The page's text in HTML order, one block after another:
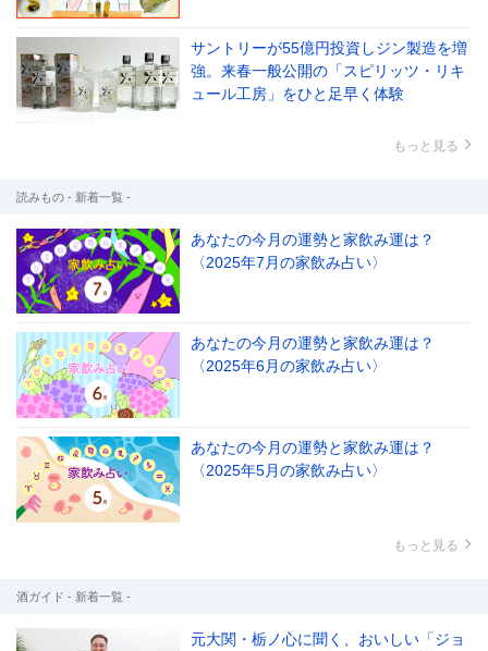
サントリーが55億円投資しジン製造を増
強。来春一般公開の「スピリッツ・リキ
ュール工房」をひと足早く体験
もっと見る
読みもの - 新着一覧 -
あなたの今月の運勢と家飲み運は？
〈2025年7月の家飲み占い〉
あなたの今月の運勢と家飲み運は？
〈2025年6月の家飲み占い〉
あなたの今月の運勢と家飲み運は？
〈2025年5月の家飲み占い〉
もっと見る
酒ガイド - 新着一覧 -
元大関・栃ノ心に聞く、おいしい「ジョ